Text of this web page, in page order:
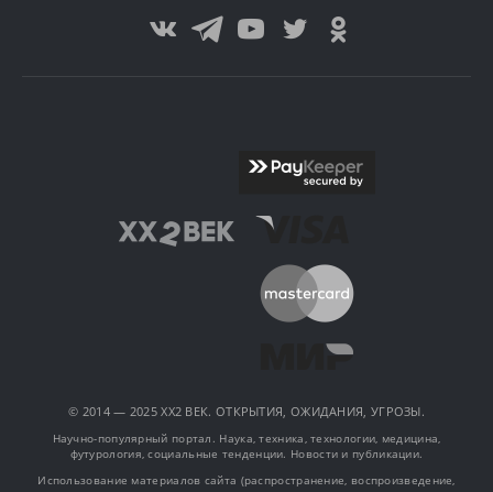
© 2014 — 2025 XX2 ВЕК. ОТКРЫТИЯ, ОЖИДАНИЯ, УГРОЗЫ.
Научно-популярный портал. Наука, техника, технологии, медицина,
футурология, социальные тенденции. Новости и публикации.
Использование материалов сайта (распространение, воспроизведение,